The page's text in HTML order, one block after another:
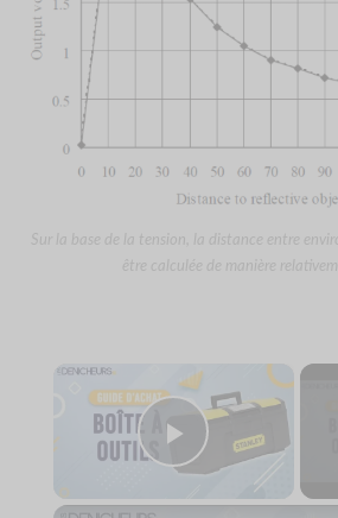
Sur la base de la tension, la distance entre
être calculée de manière
Play